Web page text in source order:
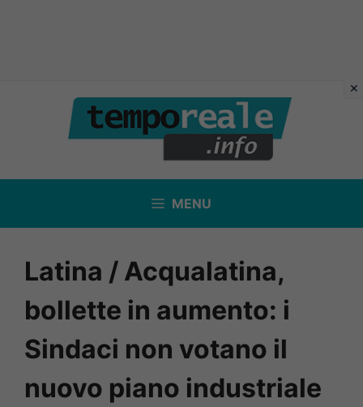
contenuto
MENU
Latina / Acqualatina,
bollette in aumento: i
Sindaci non votano il
nuovo piano industriale